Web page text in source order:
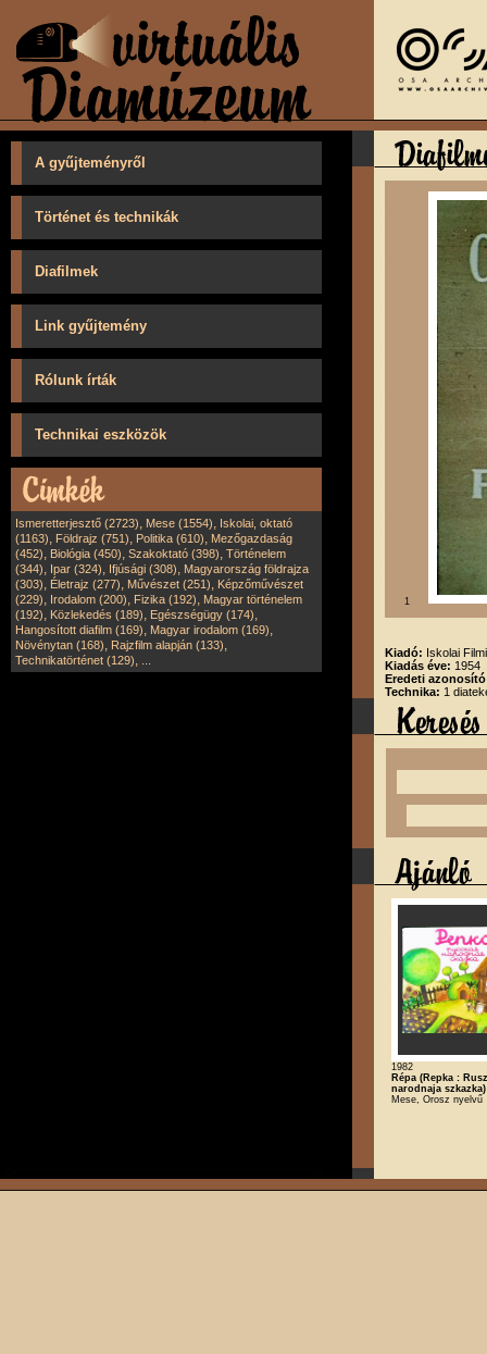
A gyűjteményről
Történet és technikák
Diafilmek
Link gyűjtemény
Rólunk írták
Technikai eszközök
Ismeretterjesztő (2723), Mese (1554), Iskolai, oktató
(1163), Földrajz (751), Politika (610), Mezőgazdaság
(452), Biológia (450), Szakoktató (398), Történelem
(344), Ipar (324), Ifjúsági (308), Magyarország földrajza
(303), Életrajz (277), Művészet (251), Képzőművészet
(229), Irodalom (200), Fizika (192), Magyar történelem
(192), Közlekedés (189), Egészségügy (174),
Hangosított diafilm (169), Magyar irodalom (169),
Növénytan (168), Rajzfilm alapján (133),
Technikatörténet (129),
1
Kiadó: Iskolai
Kiadás éve: 1954
Eredeti
Technika: 1
1982
Répa (Repka :
narodnaja szkazka)
Mese, Orosz nyelvű